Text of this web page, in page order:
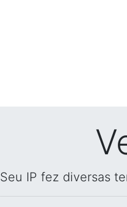
Seu IP fez diversas